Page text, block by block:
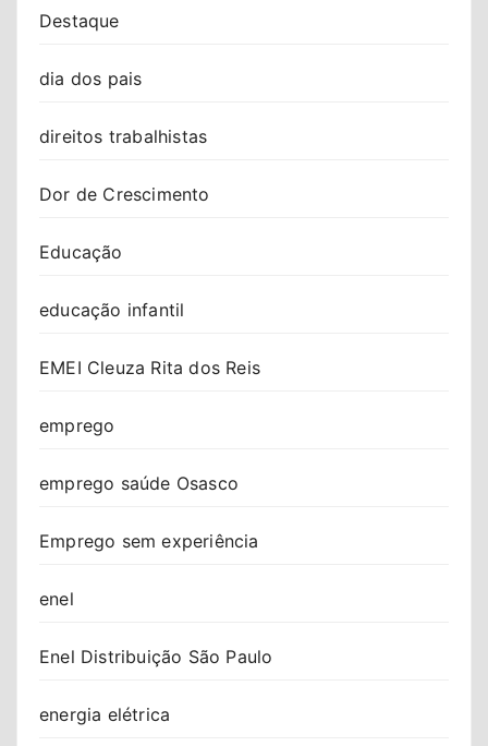
Destaque
dia dos pais
direitos trabalhistas
Dor de Crescimento
Educação
educação infantil
EMEI Cleuza Rita dos Reis
emprego
emprego saúde Osasco
Emprego sem experiência
enel
Enel Distribuição São Paulo
energia elétrica